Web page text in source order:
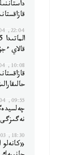
22:04, 04 تامىز 2026
قالاي
10:08, 04 تامىز 2026
09:55, 04 تامىز 2026
18:30, 03 تامىز 2026